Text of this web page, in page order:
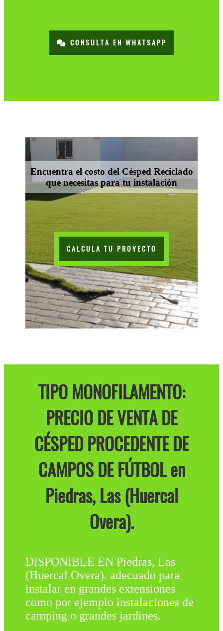
CONSULTA EN WHATSAPP
Encuentra el costo del Césped Reciclado
que necesitas para tu instalación
CALCULA TU PROYECTO
TIPO MONOFILAMENTO:
PRECIO DE VENTA DE
CÉSPED PROCEDENTE DE
CAMPOS DE FÚTBOL en
Piedras, Las (Huercal
Overa).
DISPONIBLE EN Piedras, Las
(Huercal Overa). adecuado para
instalar en grandes extensiones
como por ejemplo instalaciones de
camping o grandes jardines.